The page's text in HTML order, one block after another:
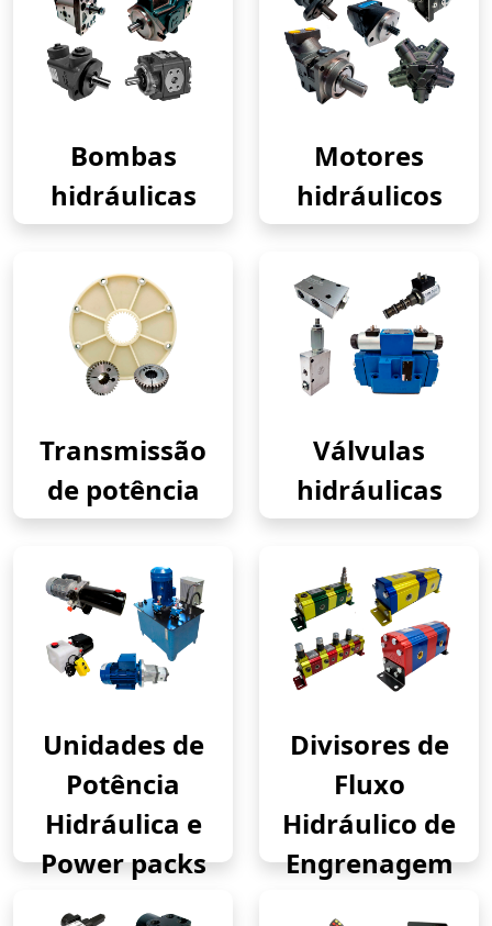
Bombas
hidráulicas
Motores
hidráulicos
Transmissão
de potência
Válvulas
hidráulicas
Unidades de
Potência
Hidráulica e
Power packs
Divisores de
Fluxo
Hidráulico de
Engrenagem